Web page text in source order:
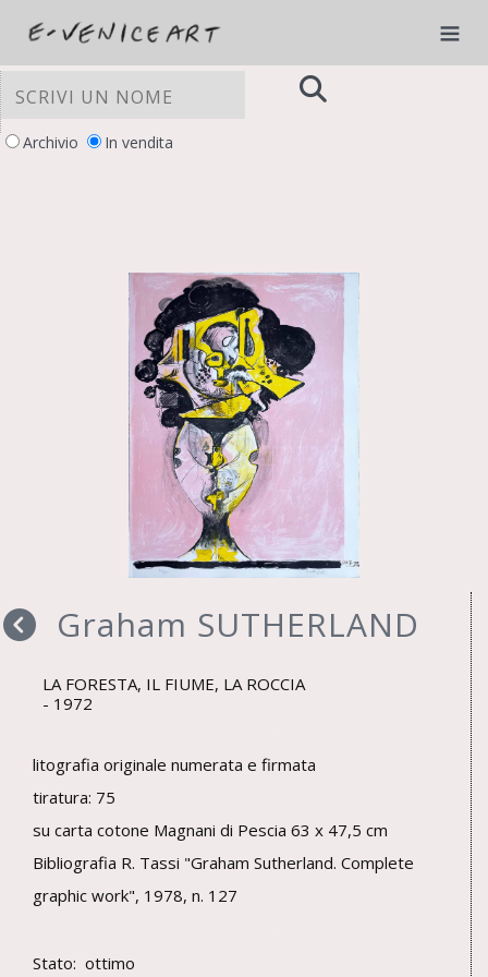
Archivio In vendita
Graham SUTHERLAND
LA FORESTA, IL FIUME, LA ROCCIA
1972
litografia originale numerata e firmata
tiratura: 75
su carta cotone Magnani di Pescia 63 x 47,5 cm
Bibliografia R. Tassi "Graham Sutherland. Complete
graphic work", 1978, n. 127
Stato: ottimo